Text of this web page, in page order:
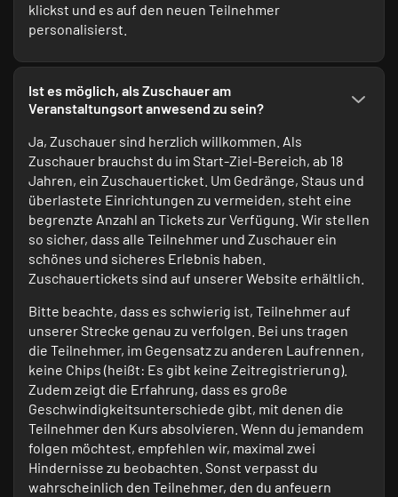
klickst und es auf den neuen Teilnehmer
personalisierst.
Ist es möglich, als Zuschauer am
Veranstaltungsort anwesend zu sein?
Ja, Zuschauer sind herzlich willkommen. Als
Zuschauer brauchst du im Start-Ziel-Bereich, ab 18
Jahren, ein Zuschauerticket. Um Gedränge, Staus und
überlastete Einrichtungen zu vermeiden, steht eine
begrenzte Anzahl an Tickets zur Verfügung. Wir stellen
so sicher, dass alle Teilnehmer und Zuschauer ein
schönes und sicheres Erlebnis haben.
Zuschauertickets sind auf unserer Website erhältlich.
Bitte beachte, dass es schwierig ist, Teilnehmer auf
unserer Strecke genau zu verfolgen. Bei uns tragen
die Teilnehmer, im Gegensatz zu anderen Laufrennen,
keine Chips (heißt: Es gibt keine Zeitregistrierung).
Zudem zeigt die Erfahrung, dass es große
Geschwindigkeitsunterschiede gibt, mit denen die
Teilnehmer den Kurs absolvieren. Wenn du jemandem
folgen möchtest, empfehlen wir, maximal zwei
Hindernisse zu beobachten. Sonst verpasst du
wahrscheinlich den Teilnehmer, den du anfeuern